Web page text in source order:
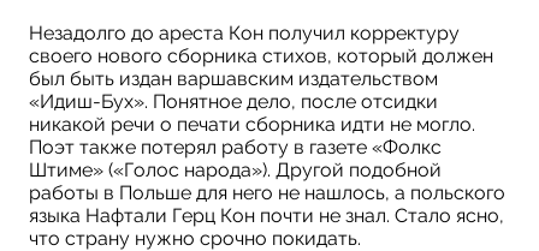
Незадолго до ареста Кон получил корректуру
своего нового сборника стихов, который должен
был быть издан варшавским издательством
«Идиш-Бух». Понятное дело, после отсидки
никакой речи о печати сборника идти не могло.
Поэт также потерял работу в газете «Фолкс
Штиме» («Голос народа»). Другой подобной
работы в Польше для него не нашлось, а польского
языка Нафтали Герц Кон почти не знал. Стало ясно,
что страну нужно срочно покидать.